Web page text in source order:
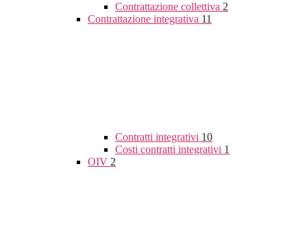
Contrattazione collettiva 2
Contrattazione integrativa 11
Contratti integrativi 10
Costi contratti integrativi 1
OIV 2